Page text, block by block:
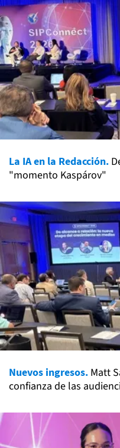
La IA en la Redacción.
"momento Kaspárov"
Nuevos ingresos. Matt
confianza de las